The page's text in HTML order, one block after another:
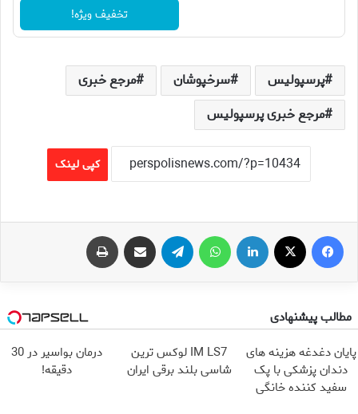
تخفیف ویژه!
پرسپولیس سرخپوشان
مرجع خبری
مرجع خبری پرسپولیس
کپی لینک
فیس بوک لینکدین تلگرام اشتراک گذاری از طریق ایمیل
مطالب پیشنهادی
پایان دغدغه هزینه های
دندان پزشکی با پک
سفید کننده خانگی
IM LS7 لوکس ترین
شاسی بلند برقی ایران
درمان بواسیر در 30
دقیقه!